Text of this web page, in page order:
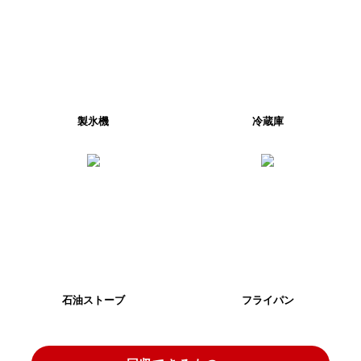
製氷機 冷蔵庫
石油ストーブ フライパン